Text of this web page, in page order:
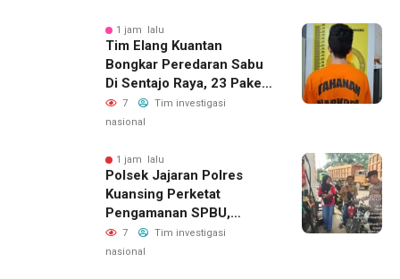
1 jam lalu
Tim Elang Kuantan
Bongkar Peredaran Sabu
Di Sentajo Raya, 23 Paket
Diamankan
7
Tim investigasi
nasional
1 jam lalu
Polsek Jajaran Polres
Kuansing Perketat
Pengamanan SPBU,
Antisipasi Antrean Dan
Penyelewengan BBM
7
Tim investigasi
nasional